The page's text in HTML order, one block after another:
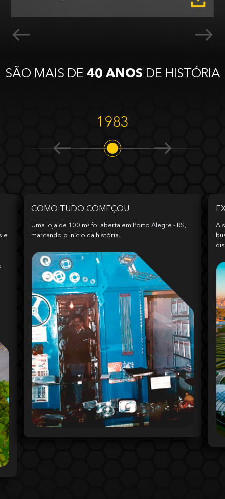
SÃO MAIS DE 40 ANOS DE HISTÓRIA
1983
e
COMO TUDO COMEÇOU
Uma loja de 100 m² foi aberta em Porto Alegre - RS,
marcando o início da história.
A